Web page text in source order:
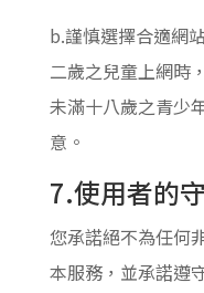
b.謹慎選擇合適網
二歲之兒童上網時
未滿十八歲之青少
意。
7.使用者的
您承諾絕不為任何
本服務，並承諾遵